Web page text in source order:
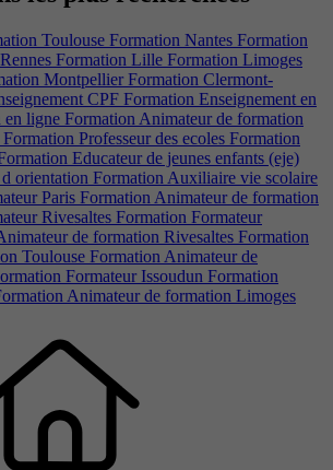
Toulouse Formation Nantes Formation
Formation Lille Formation Limoges
Montpellier Formation Clermont-
CPF Formation Enseignement en
en ligne Formation Animateur de formation
Formation Professeur des ecoles Formation
Educateur de jeunes enfants (eje)
orientation Formation Auxiliaire vie scolaire
Paris Formation Animateur de formation
Rivesaltes Formation Formateur
de formation Rivesaltes Formation
Toulouse Formation Animateur de
Formateur Issoudun Formation
Animateur de formation Limoges